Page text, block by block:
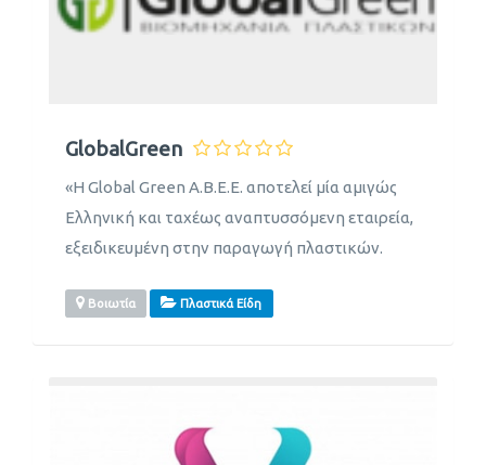
GlobalGreen
«Η Global Green Α.Β.Ε.Ε. αποτελεί μία αμιγώς
Ελληνική και ταχέως αναπτυσσόμενη εταιρεία,
εξειδικευμένη στην παραγωγή πλαστικών.
Βοιωτία Πλαστικά Είδη